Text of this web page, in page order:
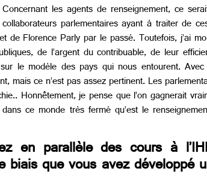
les agents de renseignement, ce
parlementaires ayant à traiter de
Florence Parly par le passé. Toutefois, j’ai
de l’argent du contribuable, de leur
le modèle des pays qui nous entourent.
mais ce n’est pas assez pertinent. Les
Honnêtement, je pense que l’on gagnerait
ce monde très fermé qu’est le
en parallèle des cours à
que vous avez développé